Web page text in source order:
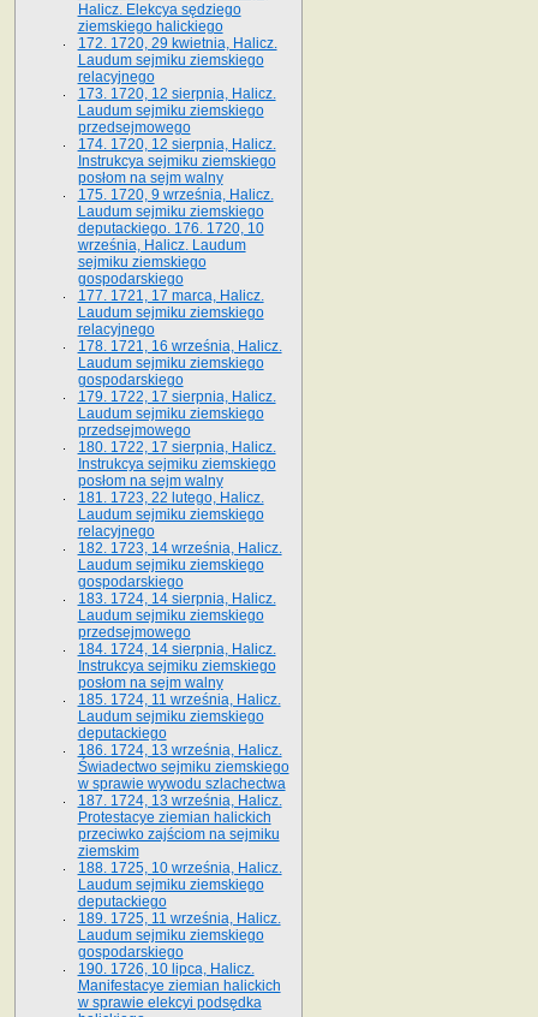
Halicz. Elekcya sędziego
ziemskiego halickiego
172. 1720, 29 kwietnia, Halicz.
Laudum sejmiku ziemskiego
relacyjnego
173. 1720, 12 sierpnia, Halicz.
Laudum sejmiku ziemskiego
przedsejmowego
174. 1720, 12 sierpnia, Halicz.
Instrukcya sejmiku ziemskiego
posłom na sejm walny
175. 1720, 9 września, Halicz.
Laudum sejmiku ziemskiego
deputackiego. 176. 1720, 10
września, Halicz. Laudum
sejmiku ziemskiego
gospodarskiego
177. 1721, 17 marca, Halicz.
Laudum sejmiku ziemskiego
relacyjnego
178. 1721, 16 września, Halicz.
Laudum sejmiku ziemskiego
gospodarskiego
179. 1722, 17 sierpnia, Halicz.
Laudum sejmiku ziemskiego
przedsejmowego
180. 1722, 17 sierpnia, Halicz.
Instrukcya sejmiku ziemskiego
posłom na sejm walny
181. 1723, 22 lutego, Halicz.
Laudum sejmiku ziemskiego
relacyjnego
182. 1723, 14 września, Halicz.
Laudum sejmiku ziemskiego
gospodarskiego
183. 1724, 14 sierpnia, Halicz.
Laudum sejmiku ziemskiego
przedsejmowego
184. 1724, 14 sierpnia, Halicz.
Instrukcya sejmiku ziemskiego
posłom na sejm walny
185. 1724, 11 września, Halicz.
Laudum sejmiku ziemskiego
deputackiego
186. 1724, 13 września, Halicz.
Świadectwo sejmiku ziemskiego
w sprawie wywodu szlachectwa
187. 1724, 13 września, Halicz.
Protestacye ziemian halickich
przeciwko zajściom na sejmiku
ziemskim
188. 1725, 10 września, Halicz.
Laudum sejmiku ziemskiego
deputackiego
189. 1725, 11 września, Halicz.
Laudum sejmiku ziemskiego
gospodarskiego
190. 1726, 10 lipca, Halicz.
Manifestacye ziemian halickich
w sprawie elekcyi podsędka